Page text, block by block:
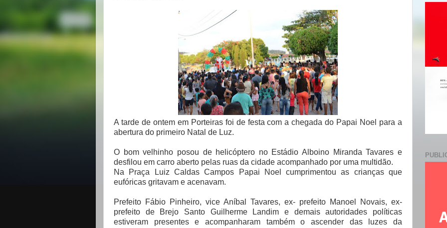
A tarde de ontem em Porteiras foi de festa com a chegada do Papai Noel para a
abertura do primeiro Natal de Luz.
O bom velhinho posou de helicóptero no Estádio Alboino Miranda Tavares e
desfilou em carro aberto pelas ruas da cidade acompanhado por uma multidão.
Na Praça Luiz Caldas Campos Papai Noel cumprimentou as crianças que
eufóricas gritavam e acenavam.
Prefeito Fábio Pinheiro, vice Aníbal Tavares, ex- prefeito Manoel Novais, ex-
prefeito de Brejo Santo Guilherme Landim e demais autoridades políticas
estiveram presentes e acompanharam também o ascender das luzes da